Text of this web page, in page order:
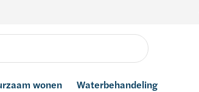
wonen Waterbehandeling